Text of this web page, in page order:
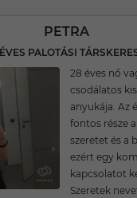
PETRA
PALOTÁSI
28 éves nő
csodálatos
anyukája. Az
fontos része
szeretet és a
ezért egy
kapcsolatot
Szeretek